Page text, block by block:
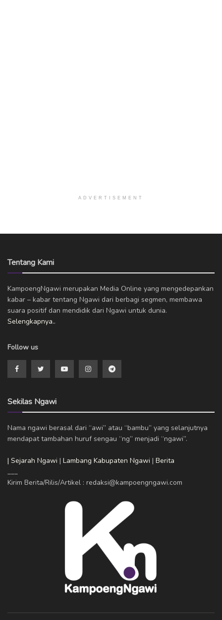
ADVERTISEMENT
Tentang Kami
KampoengNgawi merupakan Media Online yang mengedepankan
kabar – kabar tentang Ngawi dari berbagi segmen, membawa
suara positif dan mendidik dari Ngawi untuk dunia.
Selengkapnya..
Follow us
Sekilas Ngawi
Nama ngawi berasal dari “awi” atau “bambu” yang selanjutnya
mendapat tambahan huruf sengau “ng” menjadi “ngawi”.
| Sejarah Ngawi | Lambang Kabupaten Ngawi | Berita
Kirim Berita/Rilis/Artikel : redaksi@kampoengngawi.com